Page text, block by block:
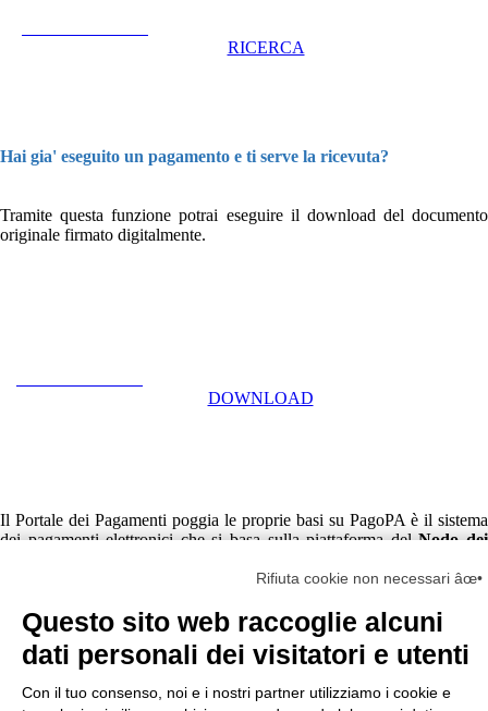
RICERCA
Hai gia' eseguito un pagamento e ti serve la ricevuta?
Tramite questa funzione potrai eseguire il download del documento
originale firmato digitalmente.
DOWNLOAD
Il Portale dei Pagamenti poggia le proprie basi su PagoPA è il sistema
dei pagamenti elettronici che si basa sulla piattaforma delNodo dei
infrastruttura a disposizione di tutti gli Enti Creditori (EC) per fornire
applicativa più in generale, fornite da soggetti denominati Prestatori di
Servizi di Pagamento (PSP), ciò al fine di consentire la sicurezza delle
procedure di pagamento.
Guida al pagamento
Rifiuta cookie non necessari âœ•
Questo sito web raccoglie alcuni
dati personali dei visitatori e utenti
Con il tuo consenso, noi e i nostri partner utilizziamo i cookie e